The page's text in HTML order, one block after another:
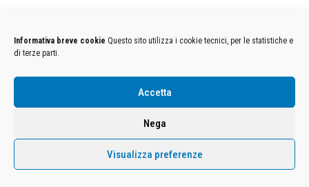
Informativa breve cookie Questo sito utilizza i cookie tecnici, per le statistiche e
di terze parti.
Accetta
Nega
Visualizza preferenze